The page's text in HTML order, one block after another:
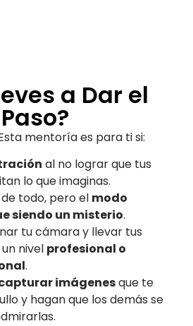
a Dar el
Paso?
mentoría es para ti si:
al no lograr que tus
lo que imaginas.
todo, pero el modo
siendo un misterio.
tu cámara y llevar tus
nivel profesional o
.
imágenesque te
y hagan que los demás se